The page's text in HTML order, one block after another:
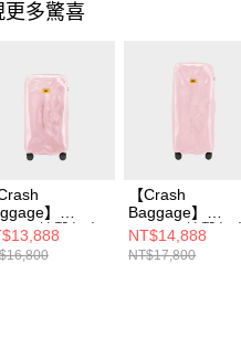
更多驚喜
】
撞擊行李
吋 石英粉
【Crash
Baggage】
TRUNK 撞擊行李
箱 32 吋 石英粉
NT$14,888
NT$17,800